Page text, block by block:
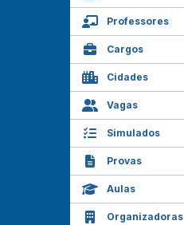
Professores
Cargos
Cidades
Vagas
Simulados
Provas
Aulas
Organizadoras